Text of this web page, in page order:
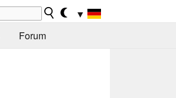
▼
Forum